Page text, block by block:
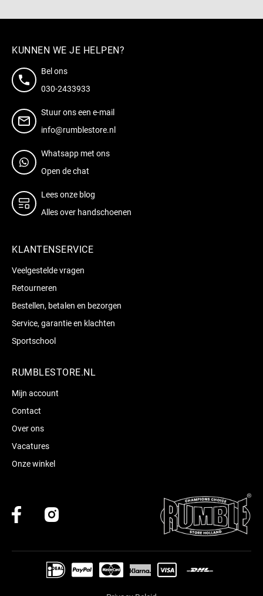
KUNNEN WE JE HELPEN?
Bel ons
030-2433933
Stuur ons een e-mail
info@rumblestore.nl
Whatsapp met ons
Open de chat
Lees onze blog
Alles over handschoenen
KLANTENSERVICE
Veelgestelde vragen
Retourneren
Bestellen, betalen en bezorgen
Service, garantie en klachten
Sportschool
RUMBLESTORE.NL
Mijn account
Contact
Over ons
Vacatures
Onze winkel